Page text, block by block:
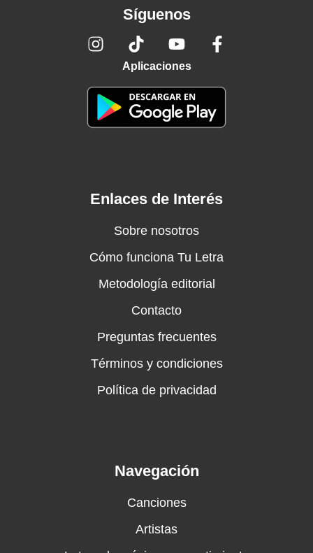
Síguenos
Aplicaciones
Enlaces de Interés
Sobre nosotros
Cómo funciona Tu Letra
Metodología editorial
Contacto
Preguntas frecuentes
Términos y condiciones
Política de privacidad
Navegación
Canciones
Artistas